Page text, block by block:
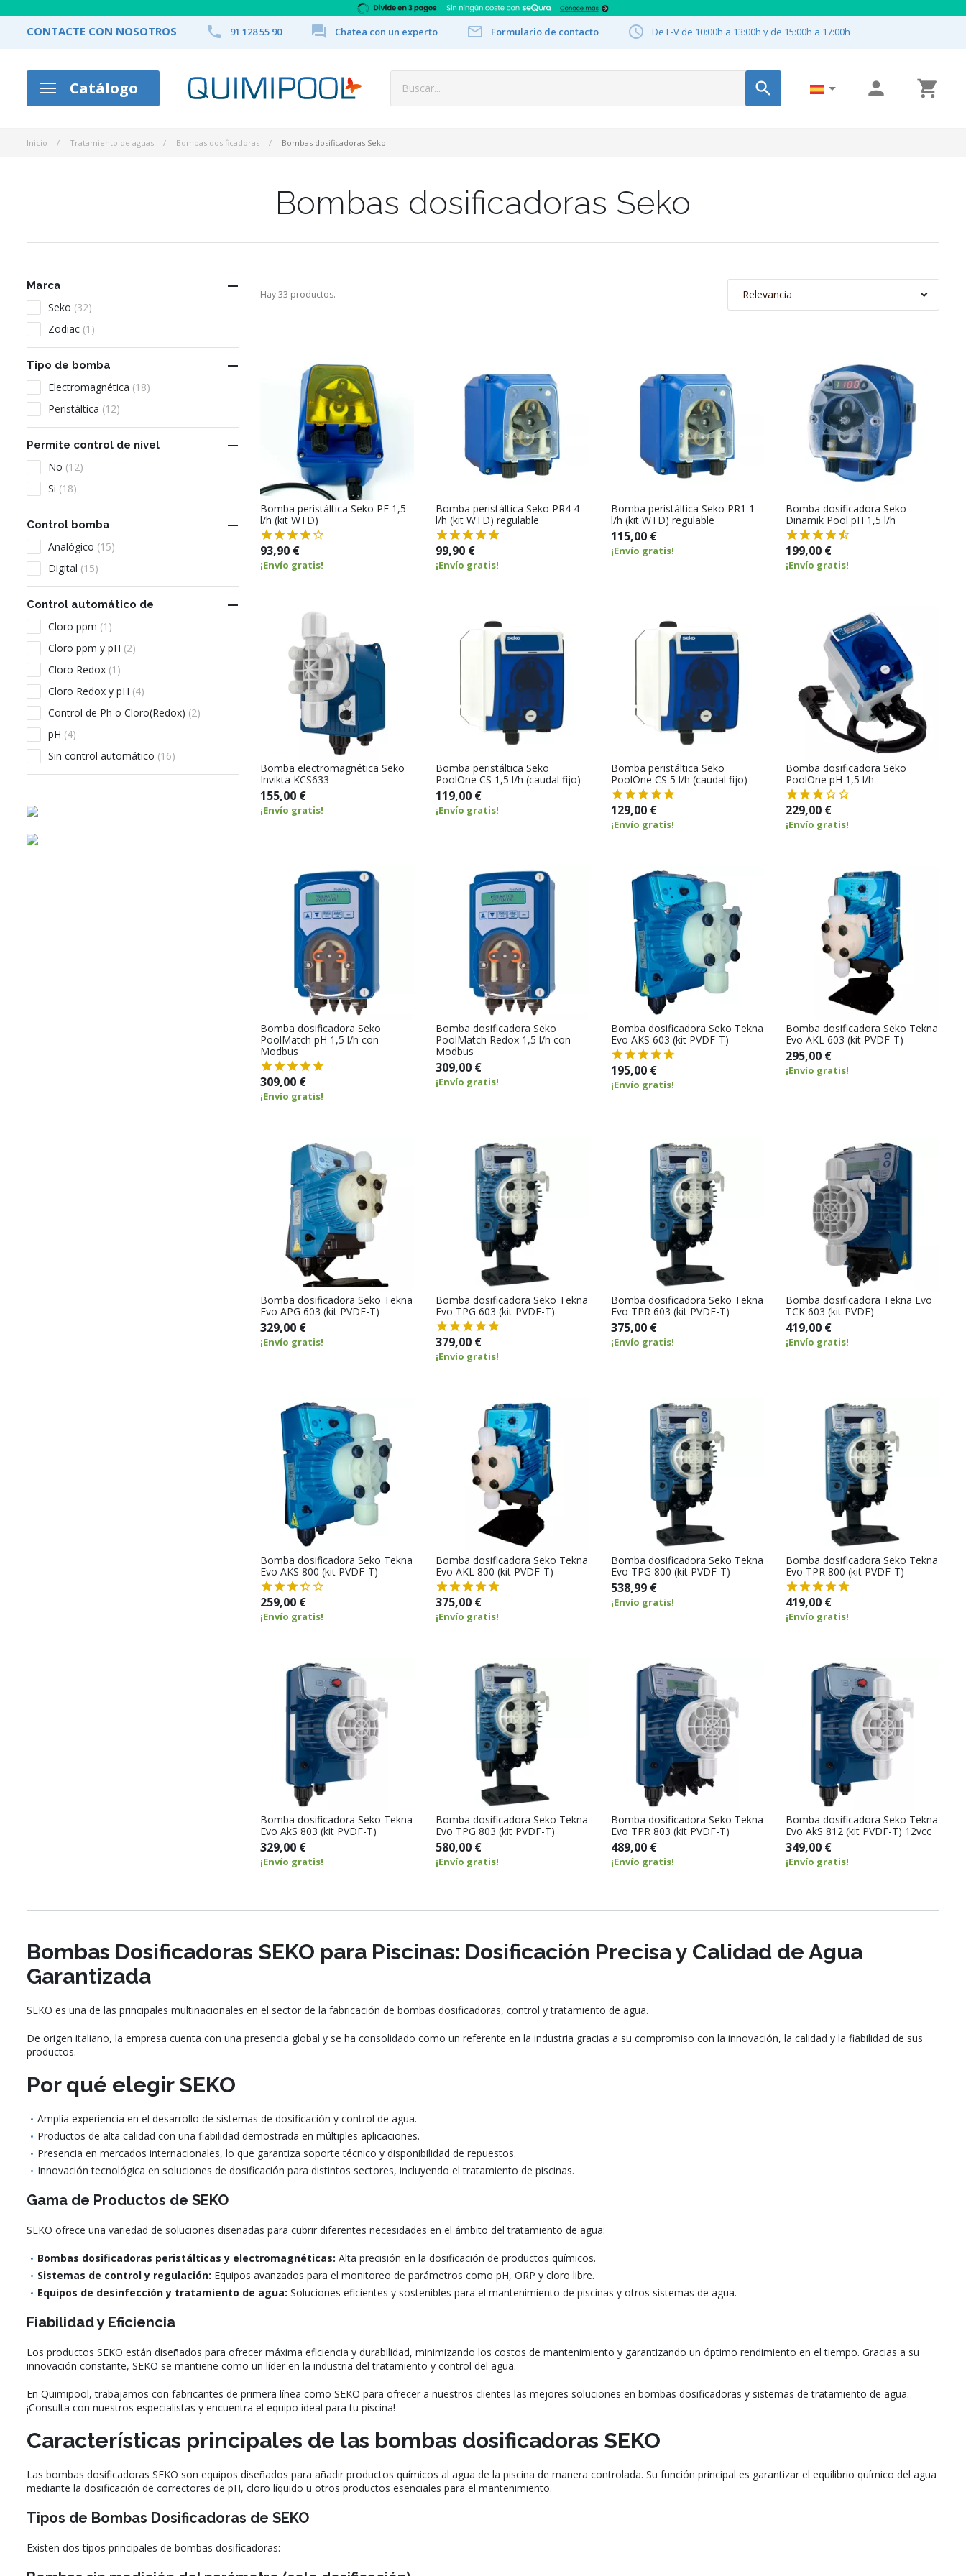
CONTACTE CON NOSOTROS  91 128 55 90  Chatea con un experto  Formulario de contacto  De L-V de 10:00h a 13:00h y de 15:00h a 17:00h
Catálogo    
Inicio Tratamiento de aguas Bombas dosificadoras Bombas dosificadoras Seko
Bombas dosificadoras Seko
Marca 
Seko (32)
Zodiac (1)
Tipo de bomba 
Electromagnética (18)
Peristáltica (12)
Permite control de nivel 
No (12)
Si (18)
Control bomba 
Analógico (15)
Digital (15)
Control automático de 
Cloro ppm (1)
Cloro ppm y pH (2)
Cloro Redox (1)
Cloro Redox y pH (4)
Control de Ph o Cloro(Redox) (2)
pH (4)
Sin control automático (16)
Hay 33 productos. Relevancia
Bomba peristáltica Seko PE 1,5
l/h (kit WTD)
93,90 €
¡Envío gratis!
Bomba peristáltica Seko PR4 4
l/h (kit WTD) regulable
99,90 €
¡Envío gratis!
Bomba peristáltica Seko PR1 1
l/h (kit WTD) regulable
115,00 €
¡Envío gratis!
Bomba dosificadora Seko
Dinamik Pool pH 1,5 l/h
199,00 €
¡Envío gratis!
Bomba electromagnética Seko
Invikta KCS633
155,00 €
¡Envío gratis!
Bomba peristáltica Seko
PoolOne CS 1,5 l/h (caudal fijo)
119,00 €
¡Envío gratis!
Bomba peristáltica Seko
PoolOne CS 5 l/h (caudal fijo)
129,00 €
¡Envío gratis!
Bomba dosificadora Seko
PoolOne pH 1,5 l/h
229,00 €
¡Envío gratis!
Bomba dosificadora Seko
PoolMatch pH 1,5 l/h con
Modbus
309,00 €
¡Envío gratis!
Bomba dosificadora Seko
PoolMatch Redox 1,5 l/h con
Modbus
309,00 €
¡Envío gratis!
Bomba dosificadora Seko Tekna
Evo AKS 603 (kit PVDF-T)
195,00 €
¡Envío gratis!
Bomba dosificadora Seko Tekna
Evo AKL 603 (kit PVDF-T)
295,00 €
¡Envío gratis!
Bomba dosificadora Seko Tekna
Evo APG 603 (kit PVDF-T)
329,00 €
¡Envío gratis!
Bomba dosificadora Seko Tekna
Evo TPG 603 (kit PVDF-T)
379,00 €
¡Envío gratis!
Bomba dosificadora Seko Tekna
Evo TPR 603 (kit PVDF-T)
375,00 €
¡Envío gratis!
Bomba dosificadora Tekna Evo
TCK 603 (kit PVDF)
419,00 €
¡Envío gratis!
Bomba dosificadora Seko Tekna
Evo AKS 800 (kit PVDF-T)
259,00 €
¡Envío gratis!
Bomba dosificadora Seko Tekna
Evo AKL 800 (kit PVDF-T)
375,00 €
¡Envío gratis!
Bomba dosificadora Seko Tekna
Evo TPG 800 (kit PVDF-T)
538,99 €
¡Envío gratis!
Bomba dosificadora Seko Tekna
Evo TPR 800 (kit PVDF-T)
419,00 €
¡Envío gratis!
Bomba dosificadora Seko Tekna
Evo AkS 803 (kit PVDF-T)
329,00 €
¡Envío gratis!
Bomba dosificadora Seko Tekna
Evo TPG 803 (kit PVDF-T)
580,00 €
¡Envío gratis!
Bomba dosificadora Seko Tekna
Evo TPR 803 (kit PVDF-T)
489,00 €
¡Envío gratis!
Bomba dosificadora Seko Tekna
Evo AkS 812 (kit PVDF-T) 12vcc
349,00 €
¡Envío gratis!
Bombas Dosificadoras SEKO para Piscinas: Dosificación Precisa y Calidad de Agua
Garantizada
SEKO es una de las principales multinacionales en el sector de la fabricación de bombas dosificadoras, control y tratamiento de agua.
De origen italiano, la empresa cuenta con una presencia global y se ha consolidado como un referente en la industria gracias a su compromiso con la innovación, la calidad y la fiabilidad de sus
productos.
Por qué elegir SEKO
Amplia experiencia en el desarrollo de sistemas de dosificación y control de agua.
Productos de alta calidad con una fiabilidad demostrada en múltiples aplicaciones.
Presencia en mercados internacionales, lo que garantiza soporte técnico y disponibilidad de repuestos.
Innovación tecnológica en soluciones de dosificación para distintos sectores, incluyendo el tratamiento de piscinas.
Gama de Productos de SEKO
SEKO ofrece una variedad de soluciones diseñadas para cubrir diferentes necesidades en el ámbito del tratamiento de agua:
Bombas dosificadoras peristálticas y electromagnéticas: Alta precisión en la dosificación de productos químicos.
Sistemas de control y regulación: Equipos avanzados para el monitoreo de parámetros como pH, ORP y cloro libre.
Equipos de desinfección y tratamiento de agua: Soluciones eficientes y sostenibles para el mantenimiento de piscinas y otros sistemas de agua.
Fiabilidad y Eficiencia
Los productos SEKO están diseñados para ofrecer máxima eficiencia y durabilidad, minimizando los costos de mantenimiento y garantizando un óptimo rendimiento en el tiempo. Gracias a su
innovación constante, SEKO se mantiene como un líder en la industria del tratamiento y control del agua.
En Quimipool, trabajamos con fabricantes de primera línea como SEKO para ofrecer a nuestros clientes las mejores soluciones en bombas dosificadoras y sistemas de tratamiento de agua.
¡Consulta con nuestros especialistas y encuentra el equipo ideal para tu piscina!
Características principales de las bombas dosificadoras SEKO
Las bombas dosificadoras SEKO son equipos diseñados para añadir productos químicos al agua de la piscina de manera controlada. Su función principal es garantizar el equilibrio químico del agua
mediante la dosificación de correctores de pH, cloro líquido u otros productos esenciales para el mantenimiento.
Tipos de Bombas Dosificadoras de SEKO
Existen dos tipos principales de bombas dosificadoras: